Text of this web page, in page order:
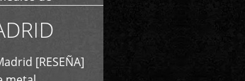
[RESEÑA]